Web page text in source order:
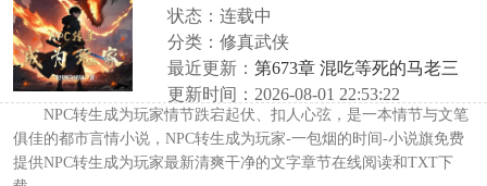
状态：连载中
分类：修真武侠
最近更新： 第673章 混吃等死的马老三
更新时间：2026-08-01 22:53:22
NPC转生成为玩家情节跌宕起伏、扣人心弦，是一本情节与文笔
俱佳的都市言情小说，NPC转生成为玩家-一包烟的时间-小说旗免费
提供NPC转生成为玩家最新清爽干净的文字章节在线阅读和TXT下